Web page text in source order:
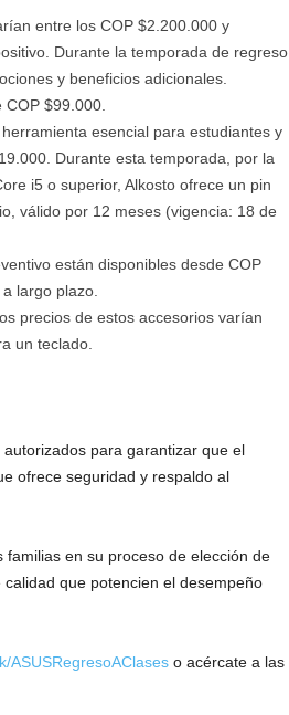
entre los COP $2.200.000 y
Durante la temporada de regreso
y beneficios adicionales.
$99.000.
esencial para estudiantes y
Durante esta temporada, por la
i5 o superior, Alkosto ofrece un pin
válido por 12 meses (vigencia: 18 de
están disponibles desde COP
largo plazo.
precios de estos accesorios varían
un teclado.
para garantizar que el
ofrece seguridad y respaldo al
en su proceso de elección de
que potencien el desempeño
ASUSRegresoAClaseso acércate a las